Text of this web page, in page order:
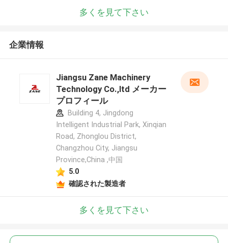
多くを見て下さい
企業情報
Jiangsu Zane Machinery
Technology Co.,ltd メーカー
プロフィール
Building 4, Jingdong
Intelligent Industrial Park, Xinqian
Road, Zhonglou District,
Changzhou City, Jiangsu
Province,China ,中国
5.0
確認された製造者
多くを見て下さい